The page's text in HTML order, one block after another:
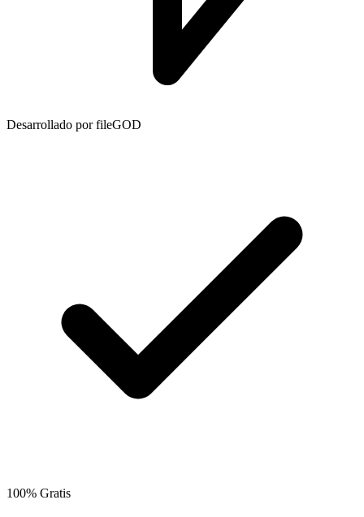
Desarrollado por fileGOD
100% Gratis